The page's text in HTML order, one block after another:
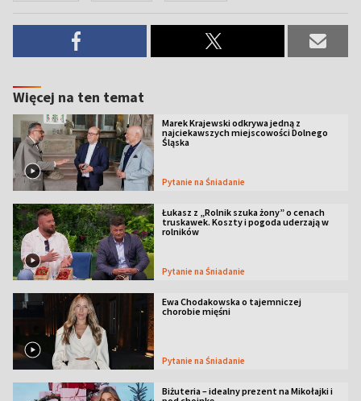
Więcej na ten temat
Marek Krajewski odkrywa jedną z
najciekawszych miejscowości Dolnego
Śląska
Pytanie na Śniadanie
Łukasz z „Rolnik szuka żony” o cenach
truskawek. Koszty i pogoda uderzają w
rolników
Pytanie na Śniadanie
Ewa Chodakowska o tajemniczej
chorobie mięśni
Pytanie na Śniadanie
Biżuteria – idealny prezent na Mikołajki i